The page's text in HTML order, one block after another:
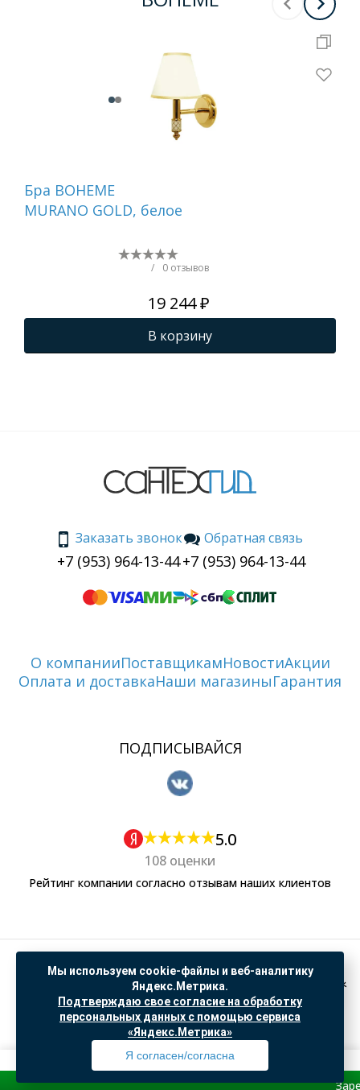
Бра BOHEME
MURANO GOLD, белое
/ 0 отзывов
19 244 ₽
В корзину
Заказать звонок
+7 (953) 964-13-44
Обратная связь
+7 (953) 964-13-44
О компанииПоставщикамНовостиАкции
Оплата и доставкаНаши магазиныГарантия
ПОДПИСЫВАЙСЯ
5.0
108 оценки
Рейтинг компании согласно отзывам наших клиентов
Политика обработки персональных данных
Согласие на обработку данных Яндекс Метрика
"© ООО “САНТЕХГИД”, 2026. Все права защищены. Предложение не является публичной
офертой, цены и информация на сайте ознакомительные
Доработка и продвижение вSO.USE
Мы используем cookie-файлы и веб-аналитику
Яндекс.Метрика.
Подтверждаю свое согласие на обработку
персональных данных с помощью сервиса
«Яндекс.Метрика»
Я согласен/согласна
Профиль Товары Поиск Избранное Корзина